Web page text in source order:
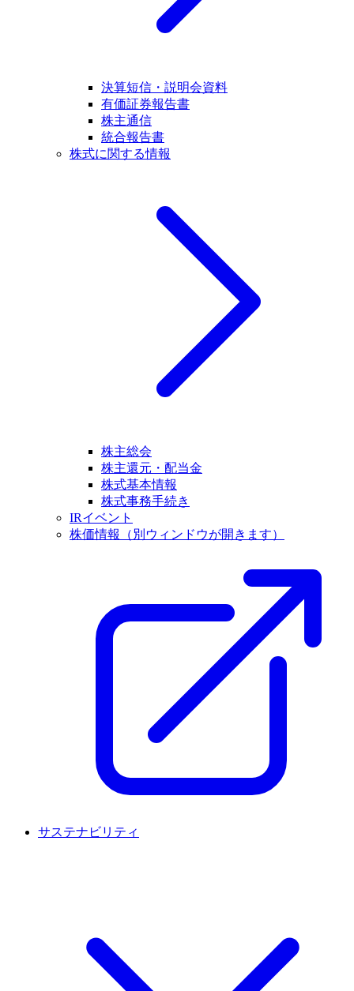
決算短信・説明会資料
有価証券報告書
株主通信
統合報告書
株式に関する情報
株主総会
株主還元・配当金
株式基本情報
株式事務手続き
IRイベント
株価情報
（別ウィンドウが開きます）
サステナビリティ